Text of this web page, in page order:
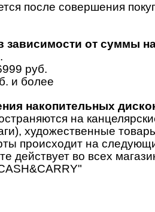
после совершения
зависимости от суммы
руб.
и более
накопительных
на
художественные
происходит на
действует во всех